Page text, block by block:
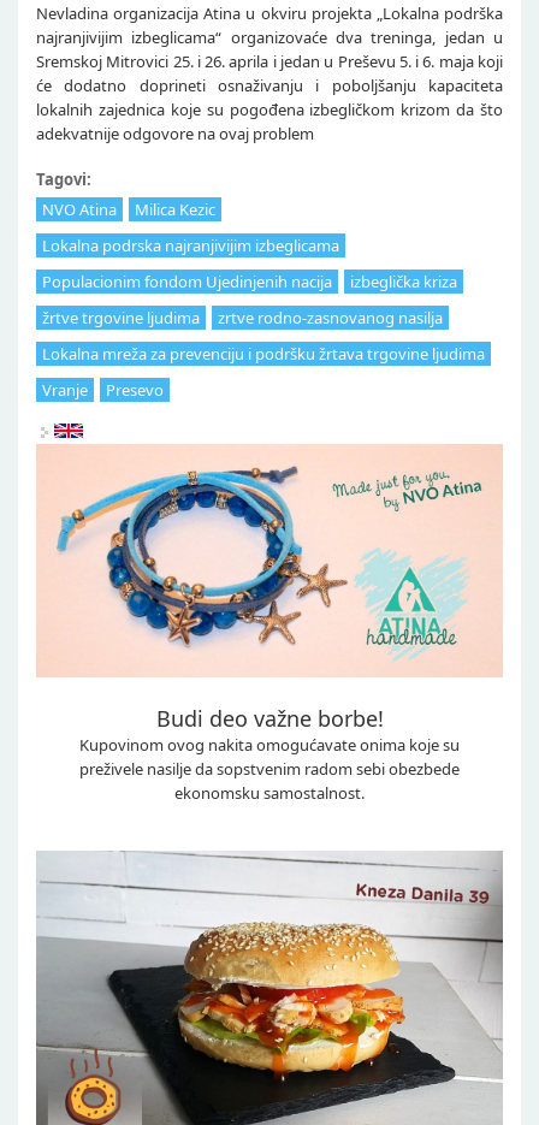
Nevladina organizacija Atina u okviru projekta „Lokalna podrška
najranjivijim izbeglicama“ organizovaće dva treninga, jedan u
Sremskoj Mitrovici 25. i 26. aprila i jedan u Preševu 5. i 6. maja koji
će dodatno doprineti osnaživanju i poboljšanju kapaciteta
lokalnih zajednica koje su pogođena izbegličkom krizom da što
adekvatnije odgovore na ovaj problem
Tagovi:
NVO Atina
Milica Kezic
Lokalna podrska najranjivijim izbeglicama
Populacionim fondom Ujedinjenih nacija
izbeglička kriza
žrtve trgovine ljudima
zrtve rodno-zasnovanog nasilja
Lokalna mreža za prevenciju i podršku žrtava trgovine ljudima
Vranje
Presevo
Budi deo važne borbe!
Kupovinom ovog nakita omogućavate onima koje su
preživele nasilje da sopstvenim radom sebi obezbede
ekonomsku samostalnost.